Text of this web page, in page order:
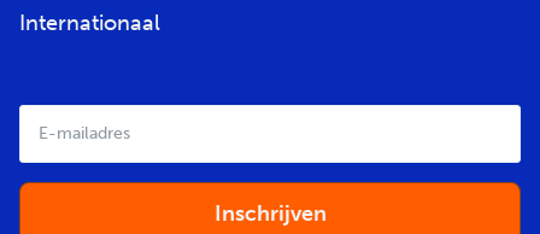
Internationaal
E-
mailadres*